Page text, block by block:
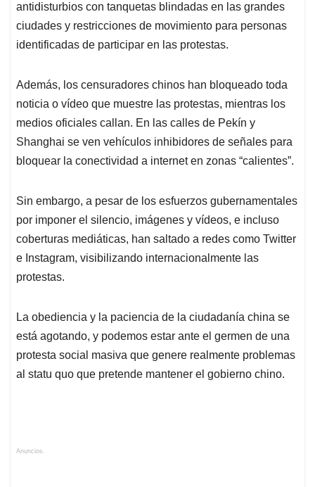
antidisturbios con tanquetas blindadas en las grandes
ciudades y restricciones de movimiento para personas
identificadas de participar en las protestas.
Además, los censuradores chinos han bloqueado toda
noticia o vídeo que muestre las protestas, mientras los
medios oficiales callan. En las calles de Pekín y
Shanghai se ven vehículos inhibidores de señales para
bloquear la conectividad a internet en zonas “calientes”.
Sin embargo, a pesar de los esfuerzos gubernamentales
por imponer el silencio, imágenes y vídeos, e incluso
coberturas mediáticas, han saltado a redes como Twitter
e Instagram, visibilizando internacionalmente las
protestas.
La obediencia y la paciencia de la ciudadanía china se
está agotando, y podemos estar ante el germen de una
protesta social masiva que genere realmente problemas
al statu quo que pretende mantener el gobierno chino.
Anuncios.